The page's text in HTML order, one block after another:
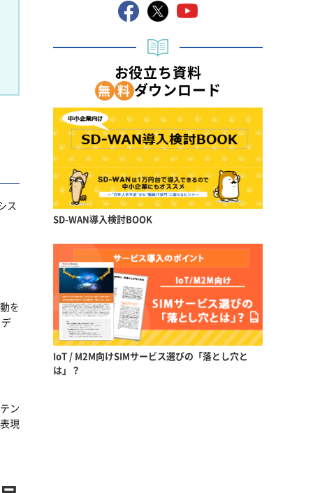
ス
を
ン
現
お役立ち資料
無 料 ダウンロード
SD-WAN導入検討BOOK
IoT / M2M向けSIMサービス選びの「落とし穴と
は」？